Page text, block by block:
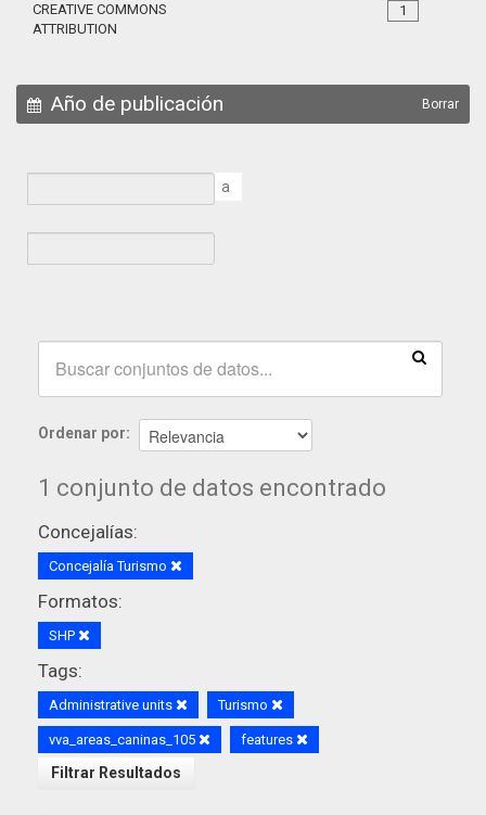
1
CREATIVE COMMONS
ATTRIBUTION
Año de publicación Borrar
a
Ordenar por
1 conjunto de datos encontrado
Concejalías:
Concejalía Turismo
Formatos:
SHP
Tags:
Administrative units Turismo
vva_areas_caninas_105 features
Filtrar Resultados